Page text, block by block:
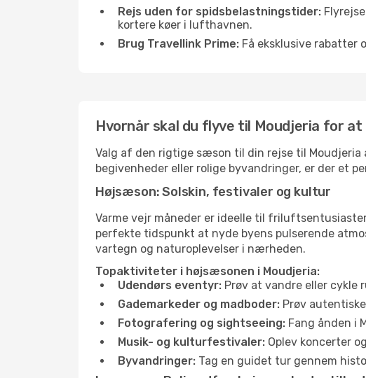
Rejs uden for spidsbelastningstider:
kortere køer i lufthavnen.
Brug Travellink Prime: Få eksklusive rabatter
Hvornår skal du flyve til Moudjeria for
Valg af den rigtige sæson til din rejse til
begivenheder eller rolige byvandringer, er der et
Højsæson: Solskin, festivaler og kultur
Varme vejr måneder er ideelle til
perfekte tidspunkt at nyde byens pulserende
vartegn og naturoplevelser i nærheden.
Topaktiviteter i højsæsonen i Moudjeria:
Udendørs eventyr: Prøv at vandre eller cykle
Gademarkeder og madboder: Prøv
Fotografering og sightseeing: Fang ånden i
Musik- og kulturfestivaler: Oplev koncerter
Byvandringer: Tag en guidet tur gennem